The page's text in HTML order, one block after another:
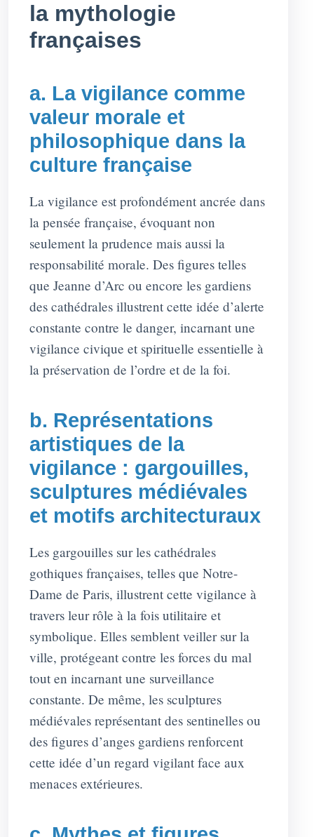
la mythologie
françaises
a. La vigilance comme
valeur morale et
philosophique dans la
culture française
La vigilance est profondément ancrée dans
la pensée française, évoquant non
seulement la prudence mais aussi la
responsabilité morale. Des figures telles
que Jeanne d’Arc ou encore les gardiens
des cathédrales illustrent cette idée d’alerte
constante contre le danger, incarnant une
vigilance civique et spirituelle essentielle à
la préservation de l’ordre et de la foi.
b. Représentations
artistiques de la
vigilance : gargouilles,
sculptures médiévales
et motifs architecturaux
Les gargouilles sur les cathédrales
gothiques françaises, telles que Notre-
Dame de Paris, illustrent cette vigilance à
travers leur rôle à la fois utilitaire et
symbolique. Elles semblent veiller sur la
ville, protégeant contre les forces du mal
tout en incarnant une surveillance
constante. De même, les sculptures
médiévales représentant des sentinelles ou
des figures d’anges gardiens renforcent
cette idée d’un regard vigilant face aux
menaces extérieures.